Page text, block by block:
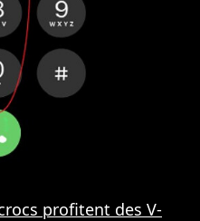
profitent des V-